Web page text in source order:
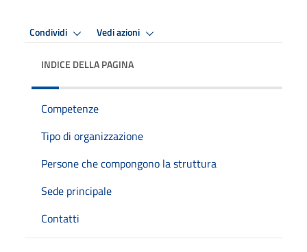
Condividi Vedi azioni
INDICE DELLA PAGINA
Competenze
Tipo di organizzazione
Persone che compongono la struttura
Sede principale
Contatti